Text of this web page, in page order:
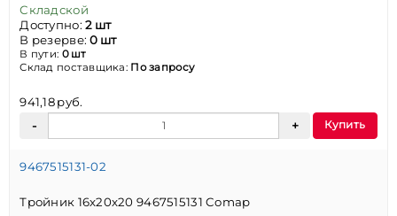
Складской
Доступно:2 шт
В резерве:0 шт
В пути: 0 шт
Склад поставщика: По запросу
941,18 руб.
Купить
9467515131-02
Тройник 16х20х20 9467515131 Comap